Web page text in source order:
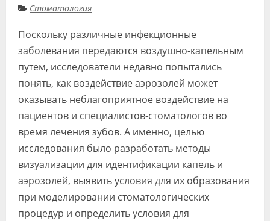
Видео
Форум
Специалисты
Галерея
Блоги
Лаборатории
Стоматология
Поскольку различные инфекционные
заболевания передаются воздушно-капельным
путем, исследователи недавно попытались
понять, как воздействие аэрозолей может
оказывать неблагоприятное воздействие на
пациентов и специалистов-стоматологов во
время лечения зубов. А именно, целью
исследования было разработать методы
визуализации для идентификации капель и
аэрозолей, выявить условия для их образования
при моделировании стоматологических
процедур и определить условия для